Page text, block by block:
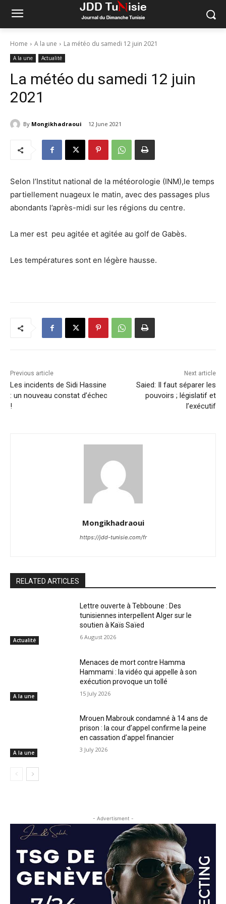
Home A la une La météo du samedi 12 juin 2021
A la une Actualité
La météo du samedi 12 juin
2021
By Mongikhadraoui 12 June 2021
Selon l’Institut national de la météorologie (INM),le temps
partiellement nuageux le matin, avec des passages plus
abondants l’après-midi sur les régions du centre.
La mer est peu agitée et agitée au golf de Gabès.
Les températures sont en légère hausse.
Previous article
Les incidents de Sidi Hassine
: un nouveau constat d’échec
!
Next article
Saied: Il faut séparer les
pouvoirs ; législatif et
l’exécutif
Mongikhadraoui
https://jdd-tunisie.com/fr
RELATED ARTICLES
Actualité
Lettre ouverte à Tebboune : Des
tunisiennes interpellent Alger sur le
soutien à Kaïs Saïed
6 August 2026
A la une
Menaces de mort contre Hamma
Hammami : la vidéo qui appelle à son
exécution provoque un tollé
15 July 2026
A la une
Mrouen Mabrouk condamné à 14 ans de
prison : la cour d’appel confirme la peine
en cassation d’appel financier
3 July 2026
- Advertisment -